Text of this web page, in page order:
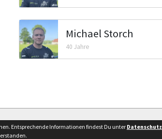
Michael Storch
40 Jahre
Entsprechende Informationen findest Du unter Datenschutz